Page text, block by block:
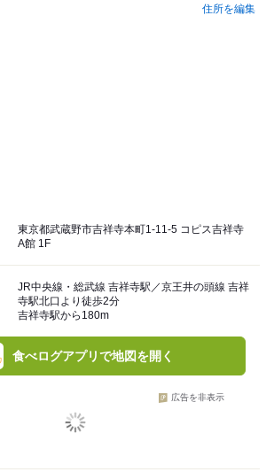
住所を編集
東京都武蔵野市吉祥寺本町1-11-5 コピス吉祥寺
A館 1F
JR中央線・総武線 吉祥寺駅／京王井の頭線 吉祥
寺駅北口より徒歩2分
吉祥寺駅から180m
食べログアプリで地図を開く
広告を非表示